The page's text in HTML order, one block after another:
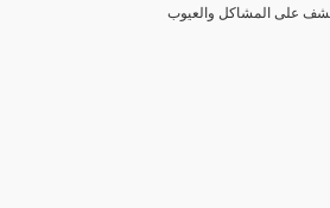
على المشاكل والعيوب